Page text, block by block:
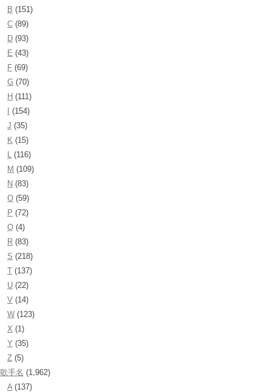
B (151)
C (89)
D (93)
E (43)
F (69)
G (70)
H (111)
(154)
J (35)
K (15)
L (116)
M (109)
N (83)
O (59)
P (72)
Q (4)
R (83)
S (218)
T (137)
U (22)
V (14)
W (123)
X (1)
Y (35)
Z (5)
歌手名 (1,962)
A(137)